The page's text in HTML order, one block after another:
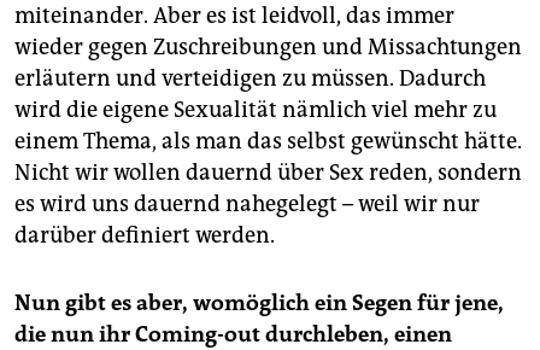
miteinander. Aber es ist leidvoll, das immer
wieder gegen Zuschreibungen und Missachtungen
erläutern und verteidigen zu müssen. Dadurch
wird die eigene Sexualität nämlich viel mehr zu
einem Thema, als man das selbst gewünscht hätte.
Nicht wir wollen dauernd über Sex reden, sondern
es wird uns dauernd nahegelegt – weil wir nur
darüber definiert werden.
Nun gibt es aber, womöglich ein Segen für jene,
die nun ihr Coming-out durchleben, einen